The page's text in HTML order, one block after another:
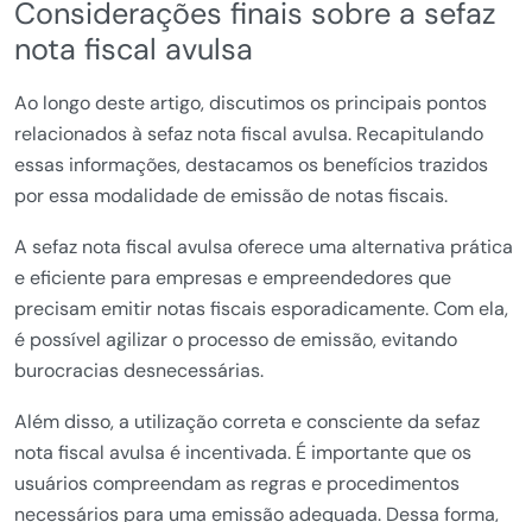
Considerações finais sobre a sefaz
nota fiscal avulsa
Ao longo deste artigo, discutimos os principais pontos
relacionados à sefaz nota fiscal avulsa. Recapitulando
essas informações, destacamos os benefícios trazidos
por essa modalidade de emissão de notas fiscais.
A sefaz nota fiscal avulsa oferece uma alternativa prática
e eficiente para empresas e empreendedores que
precisam emitir notas fiscais esporadicamente. Com ela,
é possível agilizar o processo de emissão, evitando
burocracias desnecessárias.
Além disso, a utilização correta e consciente da sefaz
nota fiscal avulsa é incentivada. É importante que os
usuários compreendam as regras e procedimentos
necessários para uma emissão adequada. Dessa forma,